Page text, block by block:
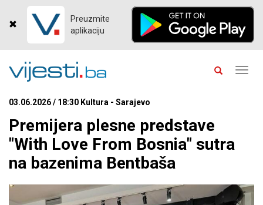
Preuzmite
aplikaciju
03.06.2026 / 18:30 Kultura - Sarajevo
Premijera plesne predstave
"With Love From Bosnia" sutra
na bazenima Bentbaša